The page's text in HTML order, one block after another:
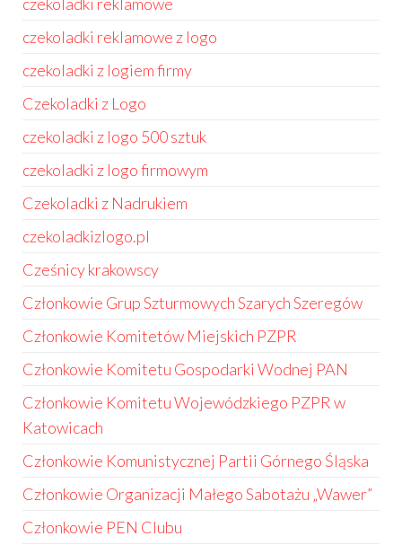
czekoladki reklamowe z logo
czekoladki z logiem firmy
Czekoladki z Logo
czekoladki z logo 500 sztuk
czekoladki z logo firmowym
Czekoladki z Nadrukiem
czekoladkizlogo.pl
Cześnicy krakowscy
Członkowie Grup Szturmowych Szarych Szeregów
Członkowie Komitetów Miejskich PZPR
Członkowie Komitetu Gospodarki Wodnej PAN
Członkowie Komitetu Wojewódzkiego PZPR w
Katowicach
Członkowie Komunistycznej Partii Górnego Śląska
Członkowie Organizacji Małego Sabotażu „Wawer”
Członkowie PEN Clubu